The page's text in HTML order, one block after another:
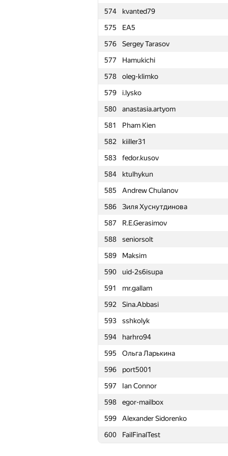
574
kvanted79
575
EA5
576
Sergey Tarasov
577
Hamukichi
578
oleg-klimko
579
i.lysko
580
anastasia.artyom
581
Pham Kien
582
kiiller31
583
fedor.kusov
584
ktulhykun
585
Andrew Chulanov
586
Зиля Хуснутдинова
587
R.E.Gerasimov
588
seniorsolt
589
Maksim
590
uid-2s6isupa
591
mr.gallam
592
Sina.Abbasi
593
sshkolyk
594
harhro94
595
Ольга Ларькина
596
port5001
597
Ian Connor
598
egor-mailbox
599
Alexander Sidorenko
600
FailFinalTest
551 Никита
552
jonh.doe.1990
553
Дмитрий Новик
554
arthur.katruk
555
Gaurav Singh
556
vkozin97
557
Михаил Максимов
558
esalexey
559
ilyakirpichev
560
eqx11
561
Капитанов Андрей
562
DemonDZR
563
w.z. x
564
mironovichsa
565
YaKostin2010
566
Олег Ивашов
567
andrew-kc111
568
jimrondo
569
foxpr
570
Misharin.ND
571
Desik _1
572
Gabriel Fernandes
573
komisarenko.slava
574
kvanted79
575
EA5
576
Sergey Tarasov
577
Hamukichi